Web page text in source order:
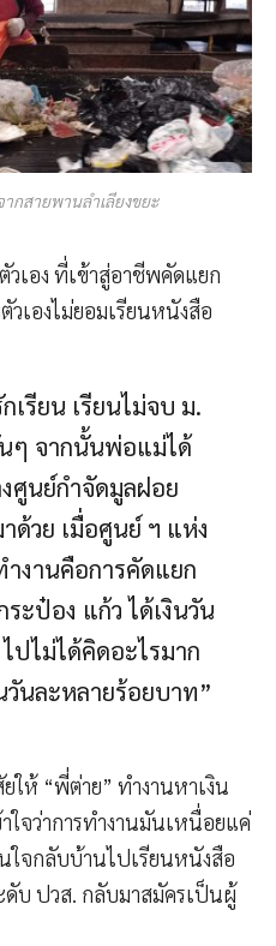
กสายพานลำเลียงขยะ
วเอง ที่เข้าสู่อาชีพคัดแยก
วเองไม่ยอมเรียนหนังสือ
เรียน เรียนไม่จบ ม.
ๆ จากนั้นพ่อแม่ได้
ศูนย์กำจัดมูลฝอย
ด้วย เมื่อศูนย์ ฯ แห่ง
ำงานคือการคัดแยก
ะป๋อง แก้ว ได้เงินวัน
ปไม่ได้คิดอะไรมาก
วันละหลายร้อยบาท”
ให้ “พี่ต่าย” ทำงานหาเงิน
ใจว่าการทำงานมันเหนื่อยแค่
ใจกลับบ้านไปเรียนหนังสือ
บ ปวส. กลับมาสมัครเป็นผู้